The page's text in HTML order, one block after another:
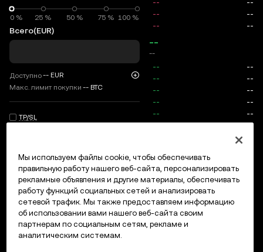
0 % 25 % 50 % 75 % 100 %
0 %
Всего(EUR)
Доступно-- EUR
Макс. лимит покупки -- BTC
TP/SL
Комиссии
--
--
Открытые ордера История ордеров Открытые
Мы используем файлы cookie, чтобы обеспечивать
правильную работу нашего веб-сайта, персонализировать
рекламные объявления и другие материалы, обеспечивать
работу функций социальных сетей и анализировать
сетевой трафик. Мы также предоставляем информацию
об использовании вами нашего веб-сайта своим
партнерам по социальным сетям, рекламе и
аналитическим системам.